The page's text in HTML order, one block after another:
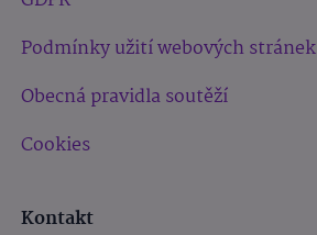
Podmínky užití webových stránek
Obecná pravidla soutěží
Cookies
Kontakt